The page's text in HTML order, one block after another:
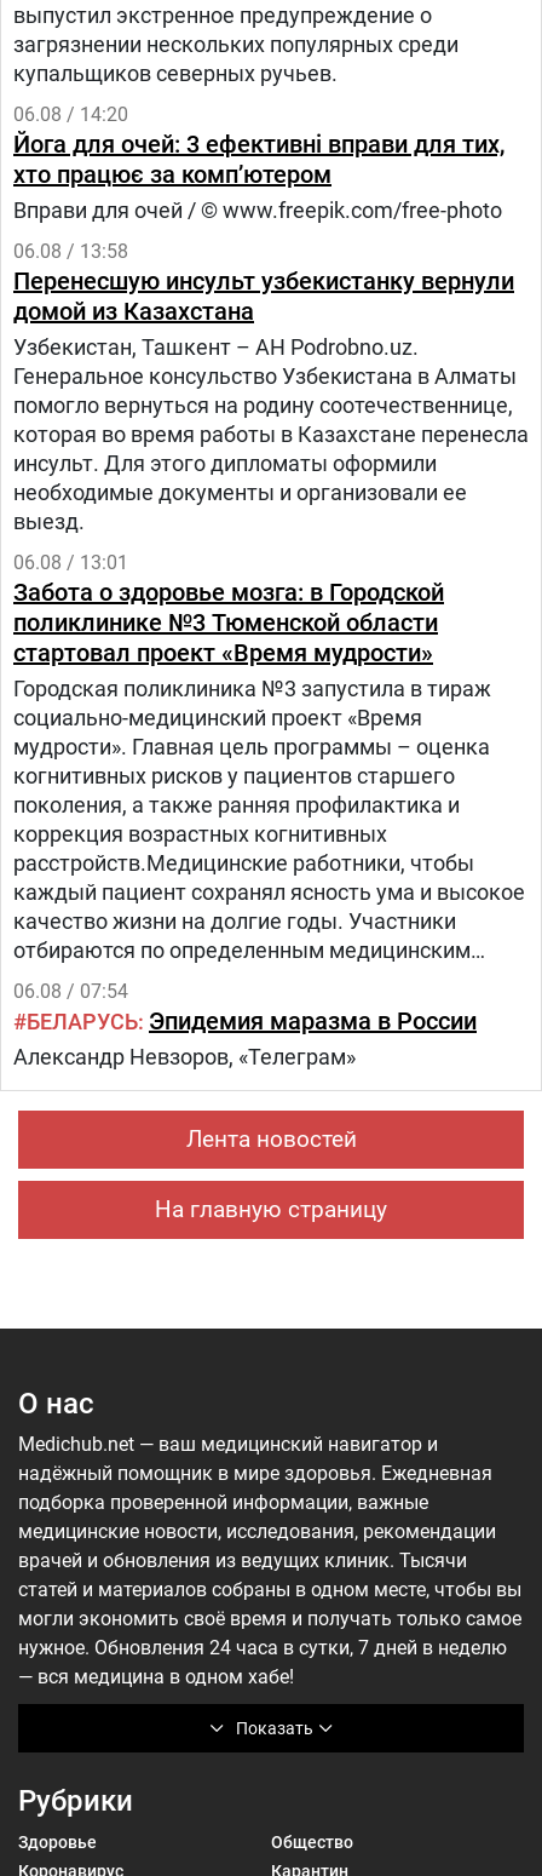
выпустил экстренное предупреждение о
загрязнении нескольких популярных среди
купальщиков северных ручьев.
06.08 / 14:20
Йога для очей: 3 ефективні вправи для тих,
хто працює за комп’ютером
Вправи для очей / © www.freepik.com/free-photo
06.08 / 13:58
Перенесшую инсульт узбекистанку вернули
домой из Казахстана
Узбекистан, Ташкент – АН Podrobno.uz.
Генеральное консульство Узбекистана в Алматы
помогло вернуться на родину соотечественнице,
которая во время работы в Казахстане перенесла
инсульт. Для этого дипломаты оформили
необходимые документы и организовали ее
выезд.
06.08 / 13:01
Забота о здоровье мозга: в Городской
поликлинике №3 Тюменской области
стартовал проект «Время мудрости»
Городская поликлиника №3 запустила в тираж
социально-медицинский проект «Время
мудрости». Главная цель программы – оценка
когнитивных рисков у пациентов старшего
поколения, а также ранняя профилактика и
коррекция возрастных когнитивных
расстройств.Медицинские работники, чтобы
каждый пациент сохранял ясность ума и высокое
качество жизни на долгие годы. Участники
отбираются по определенным медицинским
критериям из числа прикрепленного к
поликлинике населения.Путь в проекте состоит
из трех этапов:1.
06.08 / 07:54
БЕЛАРУСЬ Эпидемия маразма в России
Александр Невзоров, «Телеграм»
Лента новостей
На главную страницу
О нас
Показать
Medichub.net — ваш медицинский навигатор и
надёжный помощник в мире здоровья. Ежедневная
подборка проверенной информации, важные
медицинские новости, исследования, рекомендации
врачей и обновления из ведущих клиник. Тысячи
статей и материалов собраны в одном месте, чтобы вы
могли экономить своё время и получать только самое
нужное. Обновления 24 часа в сутки, 7 дней в неделю
— вся медицина в одном хабе!
Рубрики
Здоровье
Общество
Коронавирус
Карантин